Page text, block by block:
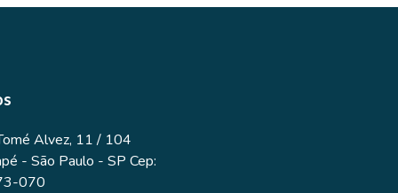
Alvez, 11 / 104
- São Paulo - SP Cep:
070